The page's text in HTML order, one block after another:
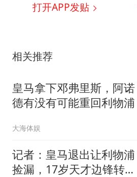
打开APP发贴
相关推荐
皇马拿下邓弗里斯，阿诺
德有没有可能重回利物浦
大海体娱
记者：皇马退出让利物浦
捡漏，17岁天才边锋转会